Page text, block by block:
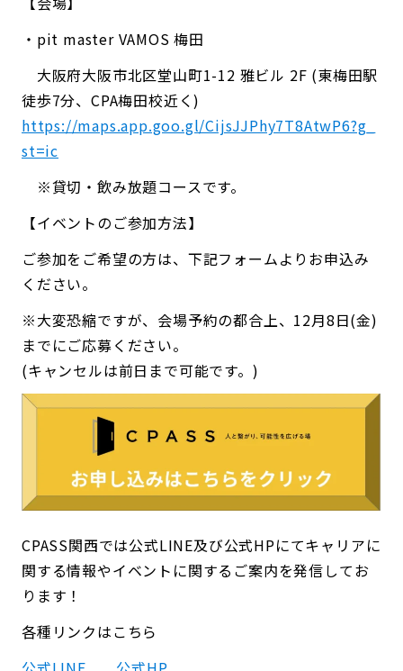
・pit master VAMOS 梅田
大阪府大阪市北区堂山町1-12 雅ビル 2F (東梅田駅
徒歩7分、CPA梅田校近く)
https://maps.app.goo.gl/CijsJJPhy7T8AtwP6?g_
st=ic
※貸切・飲み放題コースです。
【イベントのご参加方法】
ご参加をご希望の方は、下記フォームよりお申込み
ください。
※大変恐縮ですが、会場予約の都合上、12月8日(金)
までにご応募ください。
(キャンセルは前日まで可能です。)
CPASS関西では公式LINE及び公式HPにてキャリアに
関する情報やイベントに関するご案内を発信してお
ります！
各種リンクはこちら